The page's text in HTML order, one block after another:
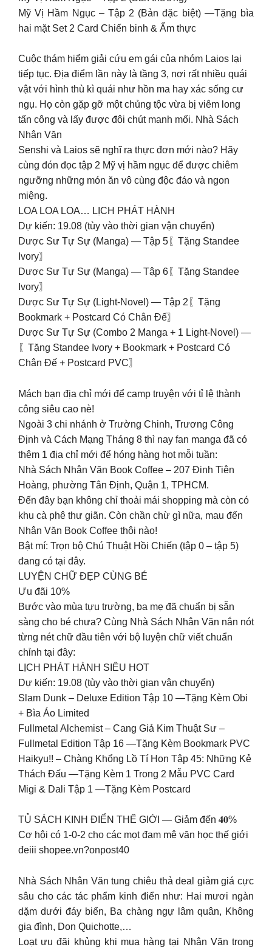
Mỹ Vị Hầm Ngục – Tập 2 (Bản đặc biệt) —Tặng bìa
hai mặt Set 2 Card Chiến binh & Ẩm thực
Cuộc thám hiểm giải cứu em gái của nhóm Laios lại
tiếp tục. Địa điểm lần này là tầng 3, nơi rất nhiều quái
vật với hình thù kì quái như hồn ma hay xác sống cư
ngụ. Họ còn gặp gỡ một chủng tộc vừa bị viêm long
tấn công và lấy được đôi chút manh mối. Nhà Sách
Nhân Văn
Senshi và Laios sẽ nghĩ ra thực đơn mới nào? Hãy
cùng đón đọc tập 2 Mỹ vị hầm ngục để được chiêm
ngưỡng những món ăn vô cùng độc đáo và ngon
miệng.
LOA LOA LOA… LỊCH PHÁT HÀNH
Dự kiến: 19.08 (tùy vào thời gian vận chuyển)
Dược Sư Tự Sự (Manga) — Tập 5〖Tặng Standee
Ivory〗
Dược Sư Tự Sự (Manga) — Tập 6〖Tặng Standee
Ivory〗
Dược Sư Tự Sự (Light-Novel) — Tập 2〖Tặng
Bookmark + Postcard Có Chân Đế〗
Dược Sư Tự Sự (Combo 2 Manga + 1 Light-Novel) —
〖Tặng Standee Ivory + Bookmark + Postcard Có
Chân Đế + Postcard PVC〗
Mách bạn địa chỉ mới để camp truyện với tỉ lệ thành
công siêu cao nè!
Ngoài 3 chi nhánh ở Trường Chinh, Trương Công
Định và Cách Mạng Tháng 8 thì nay fan manga đã có
thêm 1 địa chỉ mới để hóng hàng hot mỗi tuần:
Nhà Sách Nhân Văn Book Coffee – 207 Đinh Tiên
Hoàng, phường Tân Định, Quận 1, TPHCM.
Đến đây bạn không chỉ thoải mái shopping mà còn có
khu cà phê thư giãn. Còn chần chừ gì nữa, mau đến
Nhân Văn Book Coffee thôi nào!
Bật mí: Trọn bộ Chú Thuật Hồi Chiến (tập 0 – tập 5)
đang có tại đây.
LUYỆN CHỮ ĐẸP CÙNG BÉ
Ưu đãi 10%
Bước vào mùa tựu trường, ba mẹ đã chuẩn bị sẵn
sàng cho bé chưa? Cùng Nhà Sách Nhân Văn nắn nót
từng nét chữ đầu tiên với bộ luyện chữ viết chuẩn
chỉnh tại đây:
LỊCH PHÁT HÀNH SIÊU HOT
Dự kiến: 19.08 (tùy vào thời gian vận chuyển)
Slam Dunk – Deluxe Edition Tập 10 —Tặng Kèm Obi
+ Bìa Áo Limited
Fullmetal Alchemist – Cang Giả Kim Thuật Sư –
Fullmetal Edition Tập 16 —Tặng Kèm Bookmark PVC
Haikyu!! – Chàng Khổng Lồ Tí Hon Tập 45: Những Kẻ
Thách Đấu —Tặng Kèm 1 Trong 2 Mẫu PVC Card
Migi & Dali Tập 1 —Tặng Kèm Postcard
TỦ SÁCH KINH ĐIỂN THẾ GIỚI — Giảm đến 𝟒𝟎%
Cơ hội có 1-0-2 cho các mọt đam mê văn học thế giới
đeiii shopee.vn?onpost40
Nhà Sách Nhân Văn tung chiêu thả deal giảm giá cực
sâu cho các tác phẩm kinh điển như: Hai mươi ngàn
dặm dưới đáy biển, Ba chàng ngự lâm quân, Không
gia đình, Don Quichotte,…
Loạt ưu đãi khủng khi mua hàng tại Nhân Văn trong